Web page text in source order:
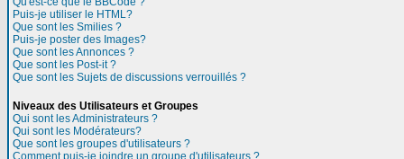
Puis-je utiliser le HTML?
Que sont les Smilies ?
Puis-je poster des Images?
Que sont les Annonces ?
Que sont les Post-it ?
Que sont les Sujets de discussions verrouillés ?
Niveaux des Utilisateurs et Groupes
Qui sont les Administrateurs ?
Qui sont les Modérateurs?
Que sont les groupes d'utilisateurs ?
Comment puis-je joindre un groupe d'utilisateurs ?